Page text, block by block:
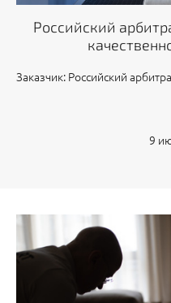
Российский
Заказчик: Российский
9